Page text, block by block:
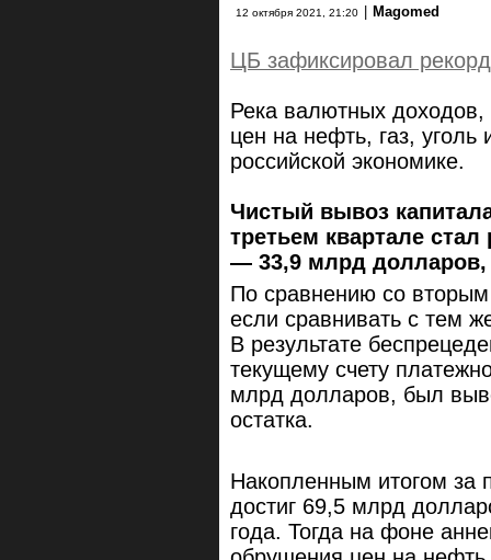
12 октября 2021, 21:20 Magomed
ЦБ зафиксировал
Река валютных
цен на нефть, газ,
российской экономике.
Чистый вывоз
третьем квартале
— 33,9 млрд долларов,
По сравнению со вторым
если сравнивать с тем
В результате
текущему счету
млрд долларов, был
остатка.
Накопленным итогом за
достиг 69,5 млрд
года. Тогда на фоне